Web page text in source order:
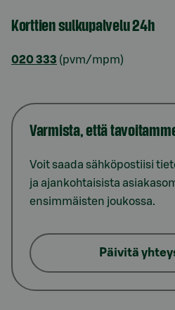
Korttien sulkupalvelu 24h
020 333 (pvm/mpm)
Varmista, että
Voit saada sähköpostiisi
ja ajankohtaisista
ensimmäisten joukossa.
Päivitä